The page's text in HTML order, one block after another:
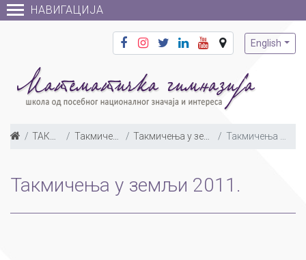
НАВИГАЦИЈА
English
ТАКМИЧЕЊА Такмичења у земљи Такмичења у земљи по годинама Такмичења у земљи 2011.
Такмичења у земљи 2011.